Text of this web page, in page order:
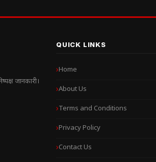
जानकारी।
QUICK LINKS
Home
About Us
Terms and Conditions
Privacy Policy
Contact Us